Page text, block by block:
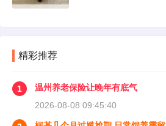
精彩推荐
1
温州养老保险让晚年有底气
2026-08-08 09:45:40